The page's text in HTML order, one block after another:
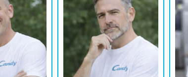
от 90 мин
от 70 мин
от 70 мин